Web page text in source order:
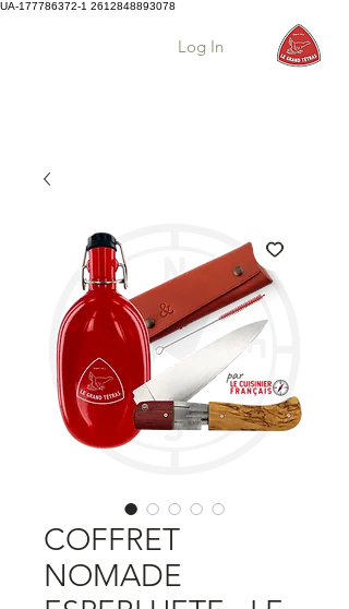
UA-177786372-1 2612848893078
Log In
COFFRET
NOMADE